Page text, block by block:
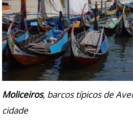
Moliceiros, barcos típicos de
cidade